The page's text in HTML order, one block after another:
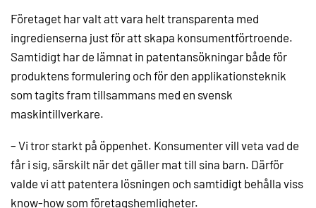
Företaget har valt att vara helt transparenta med
ingredienserna just för att skapa konsumentförtroende.
Samtidigt har de lämnat in patentansökningar både för
produktens formulering och för den applikationsteknik
som tagits fram tillsammans med en svensk
maskintillverkare.
– Vi tror starkt på öppenhet. Konsumenter vill veta vad de
får i sig, särskilt när det gäller mat till sina barn. Därför
valde vi att patentera lösningen och samtidigt behålla viss
know-how som företagshemligheter.